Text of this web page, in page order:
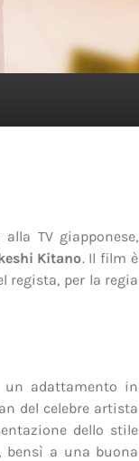
TV giapponese,
Kitano. Il film è
regista, per la regia
adattamento in
del celebre artista
dello stile
bensì a una buona